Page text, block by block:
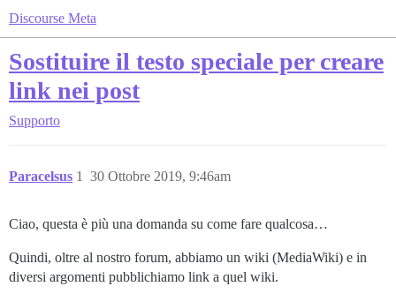
Discourse Meta
Sostituire il testo speciale per creare
link nei post
Supporto
Paracelsus 30 Ottobre 2019, 9:46am
1
Ciao, questa è più una domanda su come fare qualcosa…
Quindi, oltre al nostro forum, abbiamo un wiki (MediaWiki) e in
diversi argomenti pubblichiamo link a quel wiki.